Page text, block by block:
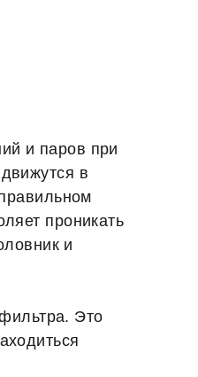
и паров при
в
проникать
и
Это